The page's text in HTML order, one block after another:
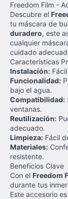
Freedom Film -
Descubre el
tu máscara de
duradero, este
cualquier
cuidado
Características
Instalación:
Funcionalidad:
bajo el agua.
Compatibilidad:
ventanas.
Reutilización:
adecuado.
Limpieza: Fácil
Materiales:
resistente.
Beneficios Clave
Con el Freedom
durante tus
Este accesorio